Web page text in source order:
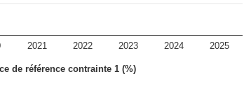
de référence contrainte 1 (%)
2021 2022 2023 2024 2025